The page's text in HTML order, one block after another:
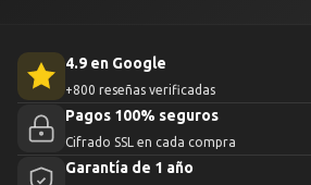
4.9 en Google
+800 reseñas verificadas
Pagos 100% seguros
Cifrado SSL en cada compra
Garantía de 1 año